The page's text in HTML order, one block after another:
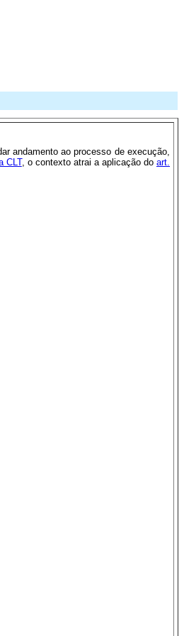
andamento ao processo de execução,
CLT, o contexto atrai a aplicação doart.